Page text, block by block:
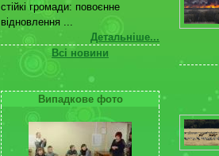
стійкі громади: повоєнне
відновлення ...
Детальніше...
Всі новини
Випадкове фото